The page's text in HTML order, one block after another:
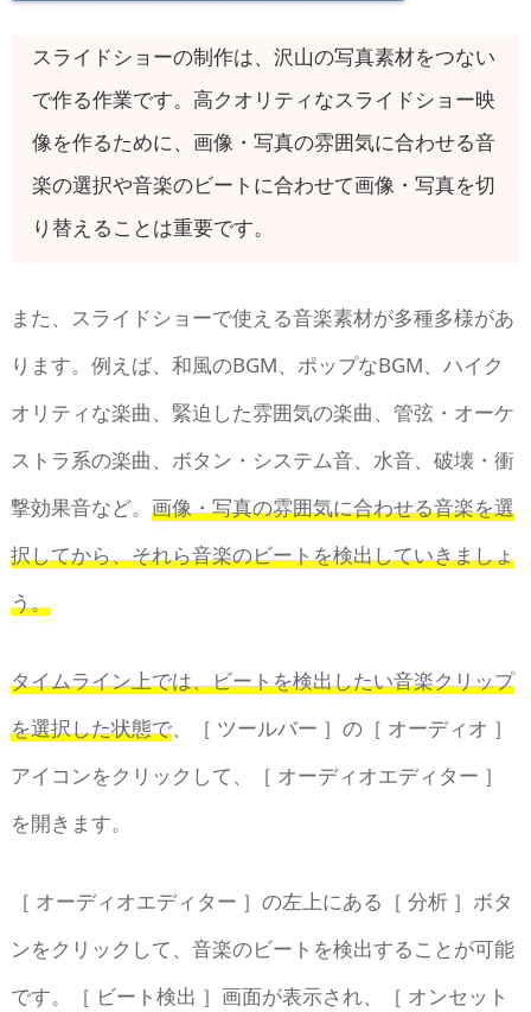
スライドショーの制作は、沢山の写真素材をつない
で作る作業です。高クオリティなスライドショー映
像を作るために、画像・写真の雰囲気に合わせる音
楽の選択や音楽のビートに合わせて画像・写真を切
り替えることは重要です。
また、スライドショーで使える音楽素材が多種多様があ
ります。例えば、和風のBGM、ポップなBGM、ハイク
オリティな楽曲、緊迫した雰囲気の楽曲、管弦・オーケ
ストラ系の楽曲、ボタン・システム音、水音、破壊・衝
撃効果音など。 画像・写真の雰囲気に合わせる音楽を選
択してから、それら音楽のビートを検出していきましょ
う。
タイムライン上では、ビートを検出したい音楽クリップ
を選択した状態で、［ ツールバー ］の［ オーディオ ］
アイコンをクリックして、［ オーディオエディター ］
を開きます。
［ オーディオエディター ］の左上にある［ 分析 ］ボタ
ンをクリックして、音楽のビートを検出することが可能
です。［ ビート検出 ］画面が表示され、［ オンセット